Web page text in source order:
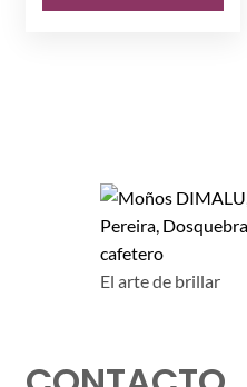
$ 7.500. $ 5.000.
El arte de brillar